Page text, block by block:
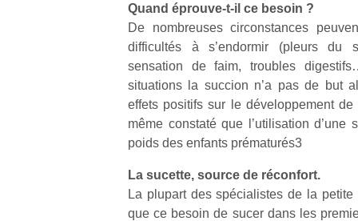
Quand éprouve-t-il ce besoin ?
De nombreuses circonstances
difficultés à s’endormir (pleurs du
sensation de faim, troubles
situations la succion n’a pas de but
effets positifs sur le développement de
même constaté que l’utilisation d’une
poids des enfants prématurés3
La sucette, source de réconfort.
La plupart des spécialistes de la petite
que ce besoin de sucer dans les